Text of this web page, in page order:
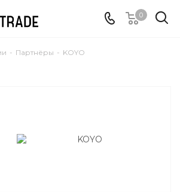
0
- Партнёры - KOYO